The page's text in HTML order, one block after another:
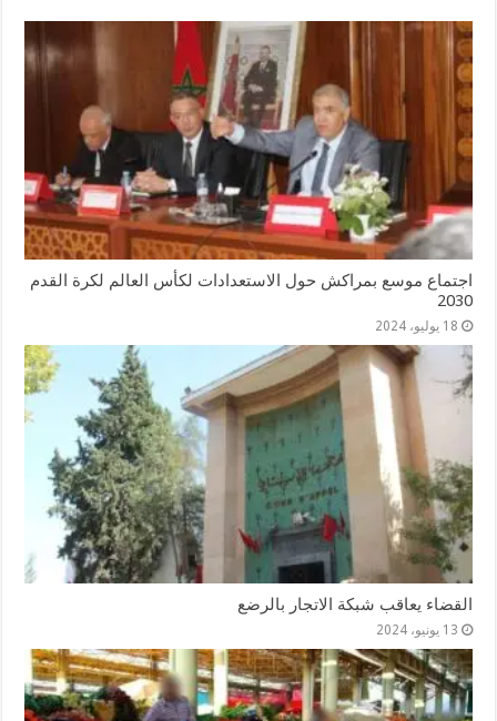
اجتماع موسع بمراكش حول الاستعدادات لكأس العالم لكرة القدم
2030
18 يوليو، 2024
القضاء يعاقب شبكة الاتجار بالرضع
13 يونيو، 2024